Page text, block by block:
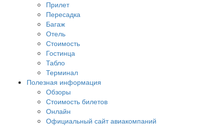
Прилет
Пересадка
Багаж
Отель
Стоимость
Гостинца
Табло
Терминал
Полезная информация
Обзоры
Стоимость билетов
Онлайн
Официальный сайт авиакомпаний